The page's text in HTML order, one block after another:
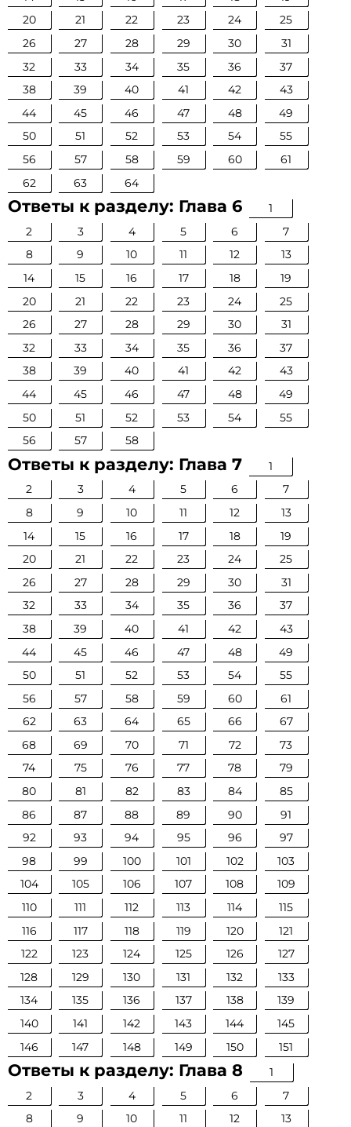
20
21 22 23 24
25
26
27 28 29 30
31
32
33 34 35 36
37
38
39 40 41 42
43
44
45 46 47 48
49
50
51 52 53 54
55
56
57 58 59 60
61
62
63 64
Ответы к разделу: Глава 6
1
2
3 4 5 6
7
8
9 10 11 12
13
14
15 16 17 18
19
20
21 22 23 24
25
26
27 28 29 30
31
32
33 34 35 36
37
38
39 40 41 42
43
44
45 46 47 48
49
50
51 52 53 54
55
56
57 58
Ответы к разделу: Глава 7
1
2
3 4 5 6
7
8
9 10 11 12
13
14
15 16 17 18
19
20
21 22 23 24
25
26
27 28 29 30
31
32
33 34 35 36
37
38
39 40 41 42
43
44
45 46 47 48
49
50
51 52 53 54
55
56
57 58 59 60
61
62
63 64 65 66
67
68
69 70 71 72
73
74
75 76 77 78
79
80
81 82 83 84
85
86
87 88 89 90
91
92
93 94 95 96
97
98
99 100 101 102
103
104
105 106 107 108
109
110
111 112 113 114
115
116
117 118 119 120
121
122
123 124 125 126
127
128
129 130 131 132
133
134
135 136 137 138
139
140
141 142 143 144
145
146
147 148 149 150 151
Ответы к разделу: Глава 8
1
2
3 4 5 6
7
8
9 10 11 12
13